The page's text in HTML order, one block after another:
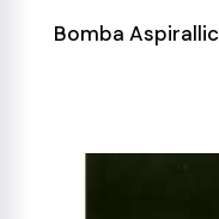
Bomba